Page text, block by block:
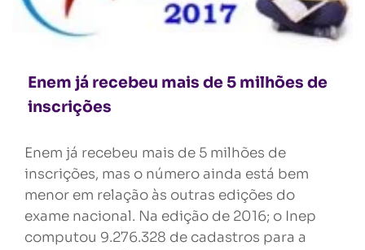
Enem já recebeu mais de 5 milhões de
inscrições
Enem já recebeu mais de 5 milhões de
inscrições, mas o número ainda está bem
menor em relação às outras edições do
exame nacional. Na edição de 2016; o Inep
computou 9.276.328 de cadastros para a